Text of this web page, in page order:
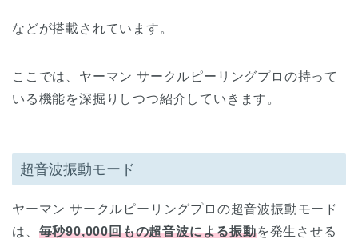
などが搭載されています。
ここでは、ヤーマン サークルピーリングプロの持って
いる機能を深掘りしつつ紹介していきます。
超音波振動モード
ヤーマン サークルピーリングプロの超音波振動モード
は、 毎秒90,000回もの超音波による振動を発生させる